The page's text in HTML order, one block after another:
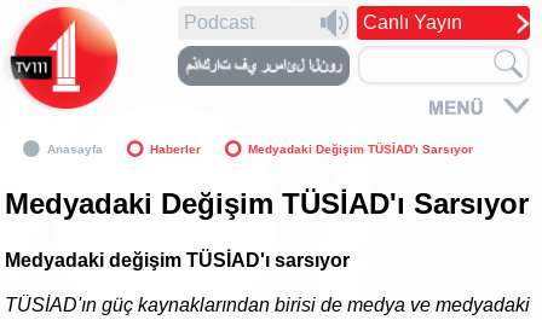
Canlı Yayın
Podcast
Anasayfa Haberler Medyadaki Değişim TÜSİAD'ı Sarsıyor
Medyadaki Değişim TÜSİAD'ı Sarsıyor
Medyadaki değişim TÜSİAD'ı sarsıyor
TÜSİAD'ın güç kaynaklarından birisi de medya ve medyadaki